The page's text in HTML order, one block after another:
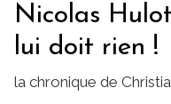
Nicolas
lui doit rien !
la chronique de